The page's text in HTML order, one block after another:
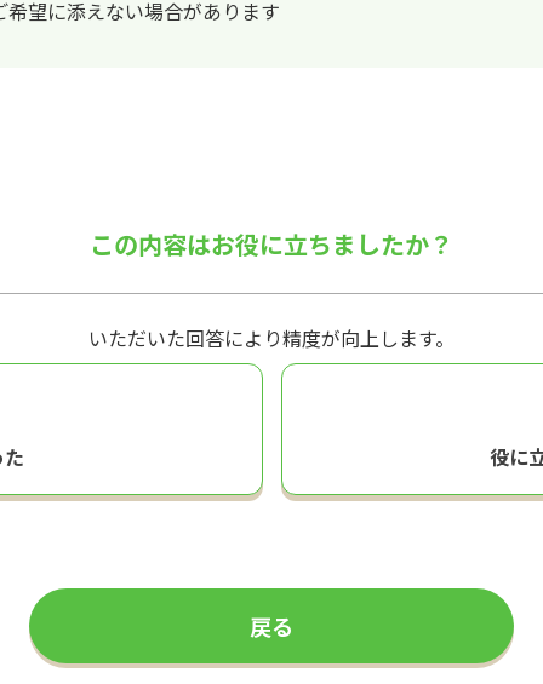
望に添えない場合があります
この内容はお役に立ちましたか？
いただいた回答により精度が向上します。
役に
戻る